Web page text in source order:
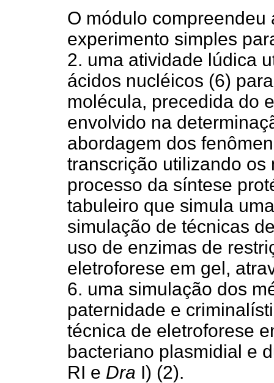
O módulo
experimento simples
2. uma atividade lúdica
ácidos nucléicos (6)
molécula, precedida do
envolvido na
abordagem dos
transcrição utilizando os
processo da síntese
tabuleiro que simula
simulação de técnicas
uso de enzimas de
eletroforese em gel,
6. uma simulação dos
paternidade e
técnica de eletroforese
bacteriano plasmidial e
RI e Dra I) (2).